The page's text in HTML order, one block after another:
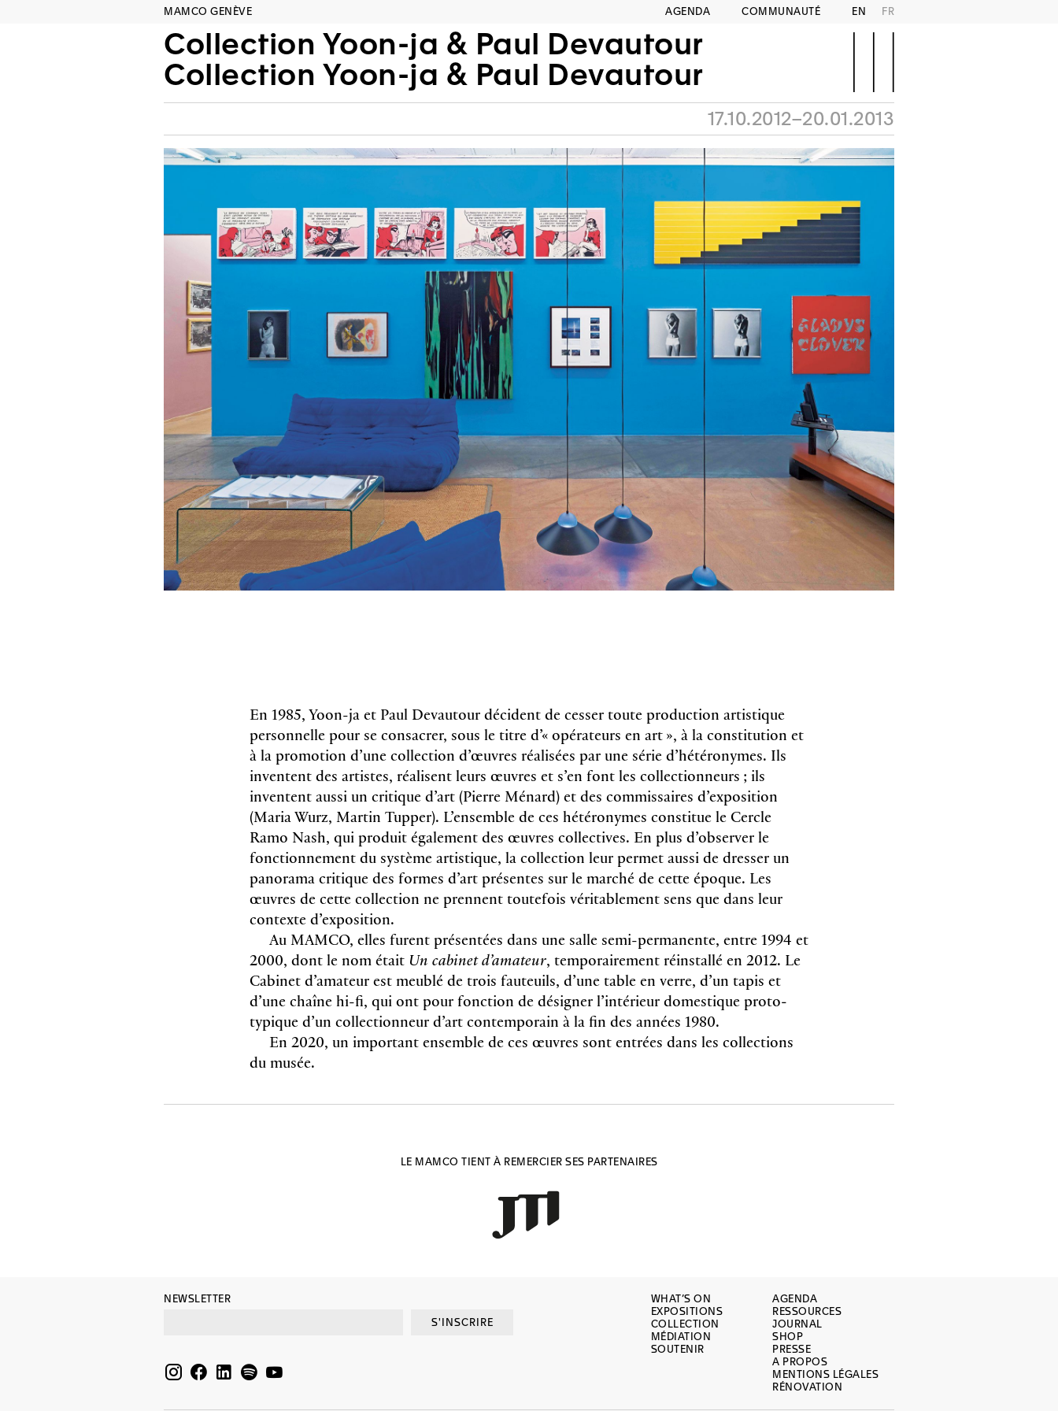
MAMCO GENÈVE AGENDA COMMUNAUTÉ EN FR
Collection Yoon-ja & Paul Devautour
Collection Yoon-ja & Paul Devautour
17.10.2012–20.01.2013
En 1985, Yoon-ja et Paul Devautour décident de cesser toute production artistique
personnelle pour se consacrer, sous le titre d’« opérateurs en art », à la constitution et
à la promotion d’une collection d’œuvres réalisées par une série d’hétéronymes. Ils
inventent des artistes, réalisent leurs œuvres et s’en font les collectionneurs ; ils
inventent aussi un critique d’art (Pierre Ménard) et des commissaires d’exposition
(Maria Wurz, Martin Tupper). L’ensemble de ces hétéronymes constitue le Cercle
Ramo Nash, qui produit également des œuvres collectives. En plus d’observer le
fonctionnement du système artistique, la collection leur permet aussi de dresser un
panorama critique des formes d’art présentes sur le marché de cette époque. Les
œuvres de cette collection ne prennent toutefois véritablement sens que dans leur
contexte d’exposition.
Au MAMCO, elles furent présentées dans une salle semi-permanente, entre 1994 et
2000, dont le nom était Un cabinet d’amateur, temporairement réinstallé en 2012. Le
Cabinet d’amateur est meublé de trois fauteuils, d’une table en verre, d’un tapis et
d’une chaîne hi-fi, qui ont pour fonction de désigner l’intérieur domestique proto­
typique d’un collectionneur d’art contemporain à la fin des années 1980.
En 2020, un important ensemble de ces œuvres sont entrées dans les collections
du musée.
LE MAMCO TIENT À REMERCIER SES PARTENAIRES
NEWSLETTER
S'INSCRIRE
WHAT’S ON
EXPOSITIONS
COLLECTION
MÉDIATION
SOUTENIR
AGENDA
RESSOURCES
JOURNAL
SHOP
PRESSE
A PROPOS
MENTIONS LÉGALES
RÉNOVATION